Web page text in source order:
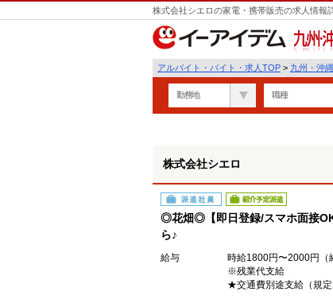
株式会社シエロの家電・携帯販売の求人情報
九州・
アルバイト・バイト・求人TOP > 九州・沖縄
勤務地 職種
遣
株式会社シエロ
派遣社員 紹介予定派遣
◎花畑◎【即日登録/スマホ面接
ら♪
給与
時給1800円〜2000円（
※残業代支給
★交通費別途支給（規定